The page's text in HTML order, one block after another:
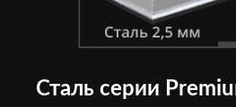
Сталь серии